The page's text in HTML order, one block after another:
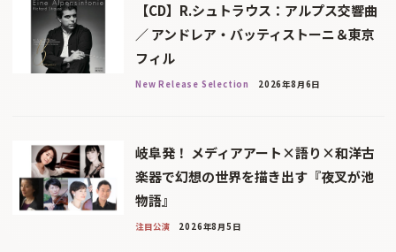
【CD】R.シュトラウス：アルプス交響曲
／ アンドレア・バッティストーニ＆東京
フィル
New Release Selection 2026年8月6日
岐阜発！ メディアアート×語り×和洋古
楽器で幻想の世界を描き出す『夜叉が池
物語』
注目公演 2026年8月5日